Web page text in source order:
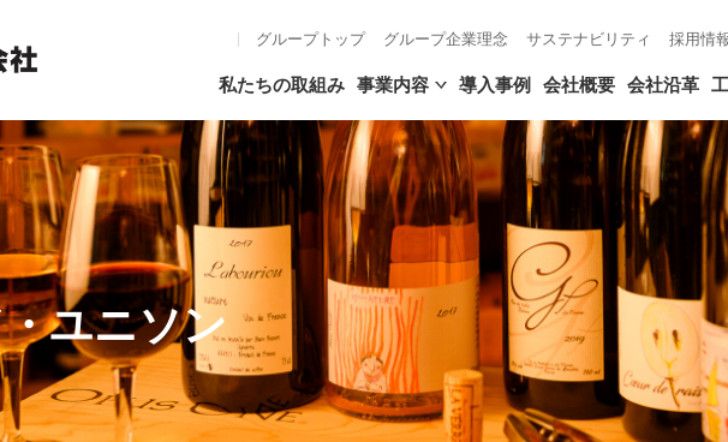
グループトップ グループ企業理念 サステナビリティ 採用情
私たちの取組み 事業内容 導入事例 会社概要 会社沿革
ユニソン